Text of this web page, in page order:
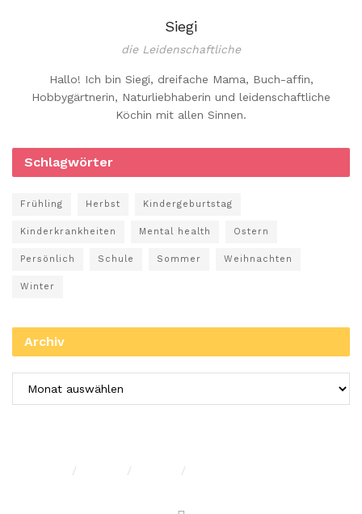
Siegi
die Leidenschaftliche
Hallo! Ich bin Siegi, dreifache Mama, Buch-affin,
Hobbygärtnerin, Naturliebhaberin und leidenschaftliche
Köchin mit allen Sinnen.
Schlagwörter
Frühling Herbst Kindergeburtstag
Kinderkrankheiten Mental health Ostern
Persönlich Schule Sommer Weihnachten
Winter
Archiv